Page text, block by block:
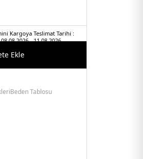
Kargoya Teslimat Tarihi :
08.08.2026 - 11.08.2026
Ekle
Beden Tablosu